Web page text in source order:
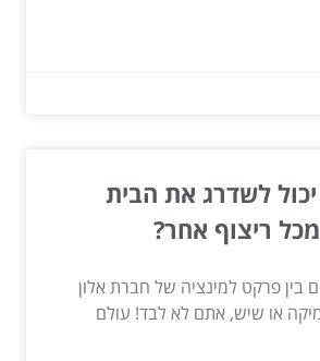
לשדרג את הבית
ריצוף אחר?
פרקט למינציה של חברת אלון
או שיש, אתם לא לבד! עולם